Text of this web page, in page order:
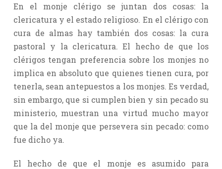
En el monje clérigo se juntan dos cosas: la
clericatura y el estado religioso. En el clérigo con
cura de almas hay también dos cosas: la cura
pastoral y la clericatura. El hecho de que los
clérigos tengan preferencia sobre los monjes no
implica en absoluto que quienes tienen cura, por
tenerla, sean antepuestos a los monjes. Es verdad,
sin embargo, que si cumplen bien y sin pecado su
ministerio, muestran una virtud mucho mayor
que la del monje que persevera sin pecado: como
fue dicho ya.
El hecho de que el monje es asumido para